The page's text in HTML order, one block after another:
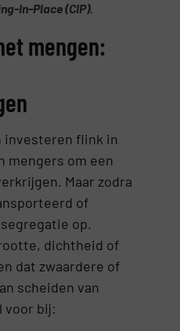
In-Place (CIP).
mengen:
investeren flink in
mengers om een
Maar zodra
of
op.
dichtheid of
dat zwaardere of
scheiden van
voor bij: